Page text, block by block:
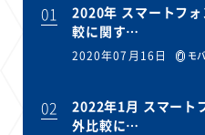
01
2020年 スマートフ
較に関す…
2020年07月16日 モ
02
2022年1月 スマート
外比較に…